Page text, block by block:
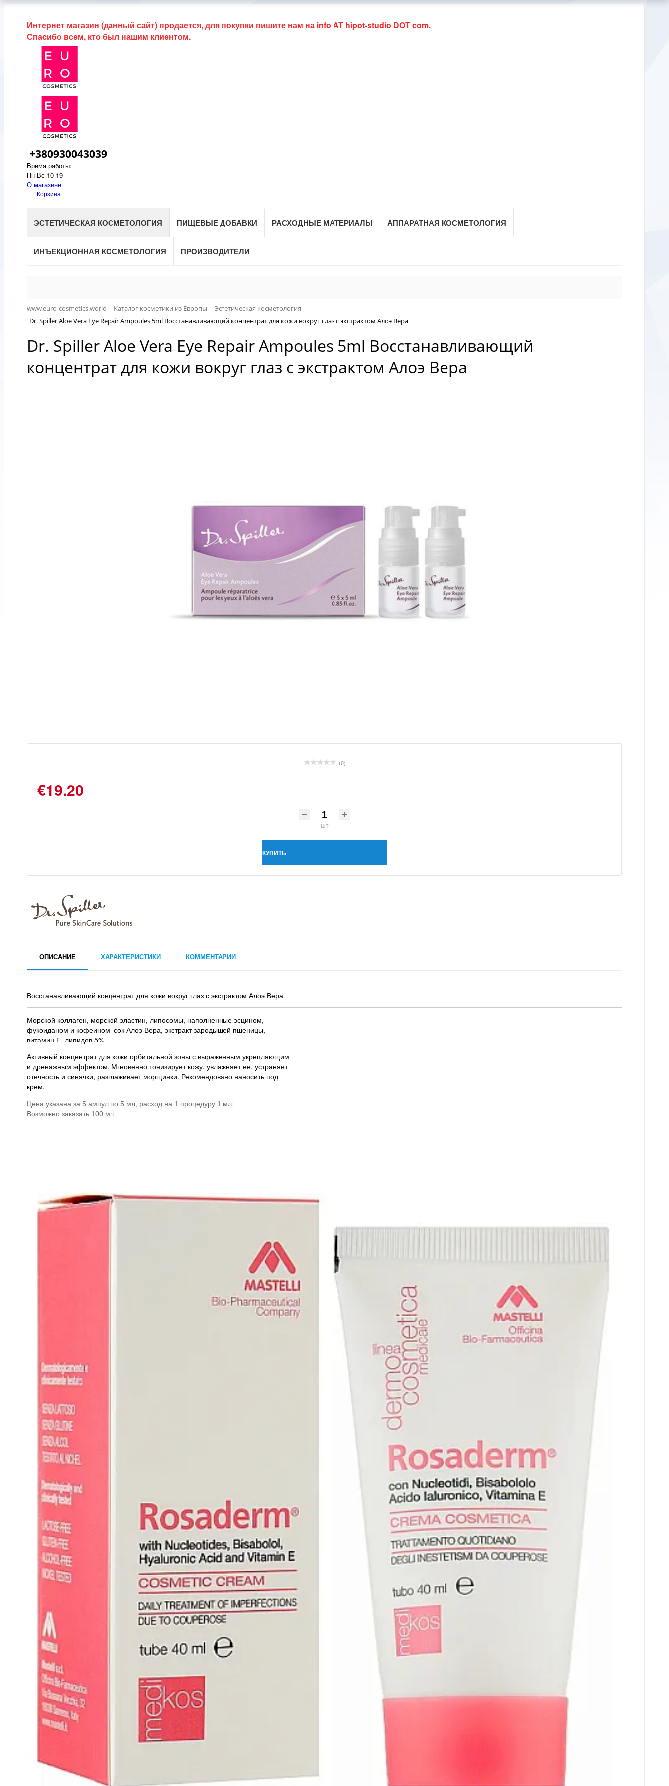
Интернет магазин (данный сайт) продается, для покупки пишите нам на info AT hipot-studio DOT com.
Спасибо всем, кто был нашим клиентом.
+380930043039
Время работы:
Пн-Вс 10-19
О магазине
Корзина
ЭСТЕТИЧЕСКАЯ КОСМЕТОЛОГИЯ ПИЩЕВЫЕ ДОБАВКИ РАСХОДНЫЕ МАТЕРИАЛЫ АППАРАТНАЯ КОСМЕТОЛОГИЯ
ИНЪЕКЦИОННАЯ КОСМЕТОЛОГИЯ ПРОИЗВОДИТЕЛИ
www.euro-cosmetics.world Каталог косметики из Европы
Эстетическая косметология
Dr. Spiller Aloe Vera Eye Repair Ampoules 5ml Восстанавливающий концентрат для кожи вокруг глаз с экстрактом Алоэ Вера
Dr. Spiller Aloe Vera Eye Repair Ampoules 5ml Восстанавливающий
концентрат для кожи вокруг глаз с экстрактом Алоэ Вера
(0)
€19.20
шт
КУПИТЬ
ОПИСАНИЕ ХАРАКТЕРИСТИКИ КОММЕНТАРИИ
Восстанавливающий концентрат для кожи вокруг глаз с экстрактом Алоэ Вера
Морской коллаген, морской эластин, липосомы, наполненные эсцином,
фукоиданом и кофеином, сок Алоэ Вера, экстракт зародышей пшеницы,
витамин Е, липидов 5%
Активный концентрат для кожи орбитальной зоны с выраженным укрепляющим
и дренажным эффектом. Мгновенно тонизирует кожу, увлажняет ее, устраняет
отечность и синячки, разглаживает морщинки. Рекомендовано наносить под
крем.
Цена указана за 5 ампул по 5 мл, расход на 1 процедуру 1 мл.
Возможно заказать 100 мл.